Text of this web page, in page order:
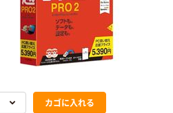
カゴに入れる